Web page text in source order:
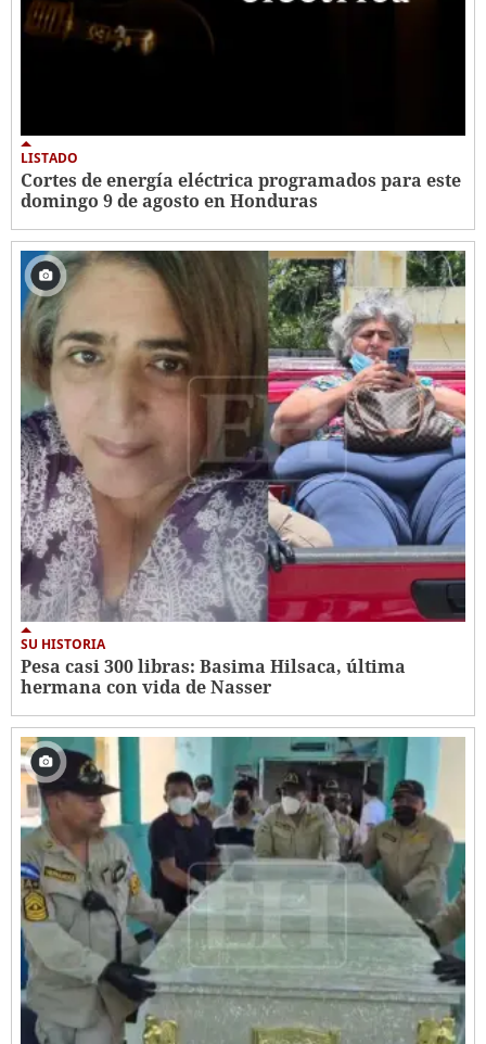
LISTADO
Cortes de energía eléctrica programados para este
domingo 9 de agosto en Honduras
SU HISTORIA
Pesa casi 300 libras: Basima Hilsaca, última
hermana con vida de Nasser